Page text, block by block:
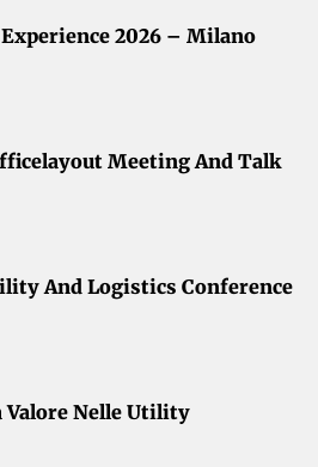
2026 – Milano
Meeting And Talk
And Logistics Conference
Valore Nelle Utility